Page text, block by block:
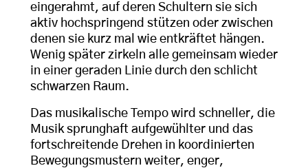
eingerahmt, auf deren Schultern sie sich
aktiv hochspringend stützen oder zwischen
denen sie kurz mal wie entkräftet hängen.
Wenig später zirkeln alle gemeinsam wieder
in einer geraden Linie durch den schlicht
schwarzen Raum.
Das musikalische Tempo wird schneller, die
Musik sprunghaft aufgewühlter und das
fortschreitende Drehen in koordinierten
Bewegungsmustern weiter, enger,